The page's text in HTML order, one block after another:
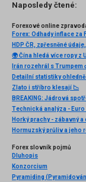
Naposledy čtené:
Forexové online
HDP ČR, zpřesněné
Zlato i stříbro klesají 📉
Hormuzský průliv a jeho
Forex slovník pojmů
Dluhopis
Konzorcium
Pyramiding